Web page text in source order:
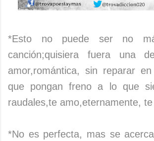
*Esto no puede ser no
canción;quisiera fuera una
amor,romántica, sin reparar
que pongan freno a lo que
raudales,te amo,eternamente,
*No es perfecta, mas se